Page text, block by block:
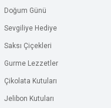
Doğum Günü
Sevgiliye Hediye
Saksı Çiçekleri
Gurme Lezzetler
Çikolata Kutuları
Jelibon Kutuları